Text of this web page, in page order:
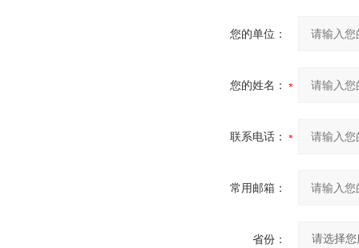
您的单位：
您的姓名：
联系电话：
常用邮箱：
省份：